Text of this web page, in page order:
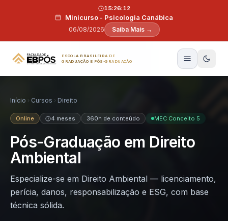
Minicurso - Psicologia Canábica
06/08/2026
15:26:11
Saiba Mais →
ESCOLA BRASILEIRA DE
GRADUAÇÃO E PÓS-GRADUAÇÃO
Início Cursos Direito
Online 4 meses 360h de conteúdo MEC Conceito 5
Pós-Graduação em Direito
Ambiental
Especialize-se em Direito Ambiental — licenciamento,
perícia, danos, responsabilização e ESG, com base
técnica sólida.